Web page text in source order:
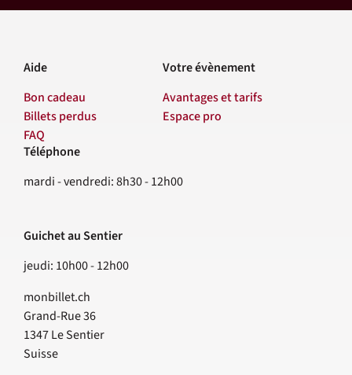
Aide
Bon cadeau
Billets perdus
FAQ
Votre évènement
Avantages et tarifs
Espace pro
Contact
Téléphone
mardi - vendredi: 8h30 - 12h00
Guichet au Sentier
jeudi: 10h00 - 12h00
monbillet.ch
Grand-Rue 36
1347Le Sentier
Suisse